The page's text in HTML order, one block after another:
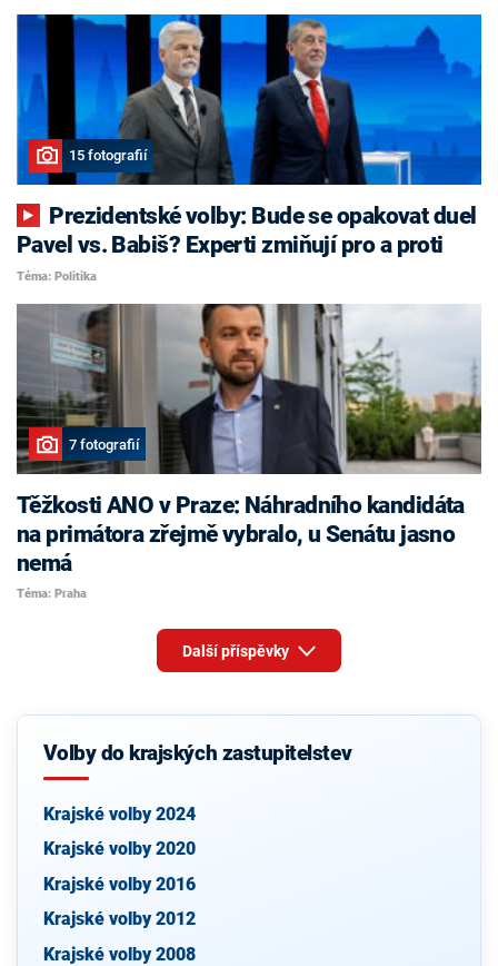
15 fotografií
Pavel vs. Babiš? Experti zmiňují pro a proti
Téma: Politika
7 fotografií
Těžkosti ANO v Praze: Náhradního kandidáta
na primátora zřejmě vybralo, u Senátu jasno
nemá
Téma: Praha
Další příspěvky
Volby do krajských zastupitelstev
Krajské volby 2024
Krajské volby 2020
Krajské volby 2016
Krajské volby 2012
Krajské volby 2008